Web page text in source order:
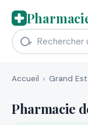
Accueil Grand Est
Pharmacie